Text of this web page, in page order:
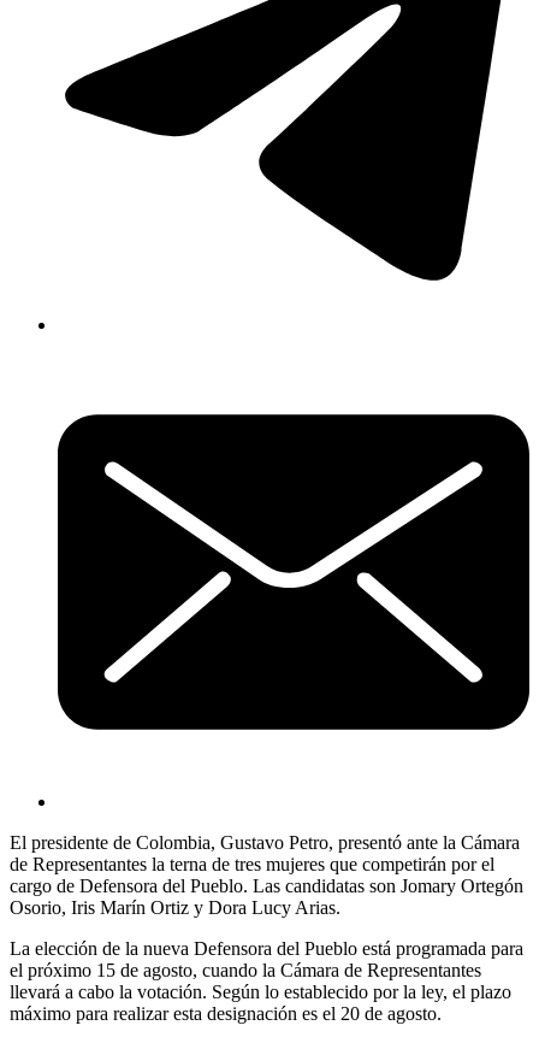
El presidente de Colombia, Gustavo Petro, presentó ante la Cámara
de Representantes la terna de tres mujeres que competirán por el
cargo de Defensora del Pueblo. Las candidatas son Jomary Ortegón
Osorio, Iris Marín Ortiz y Dora Lucy Arias.
La elección de la nueva Defensora del Pueblo está programada para
el próximo 15 de agosto, cuando la Cámara de Representantes
llevará a cabo la votación. Según lo establecido por la ley, el plazo
máximo para realizar esta designación es el 20 de agosto.